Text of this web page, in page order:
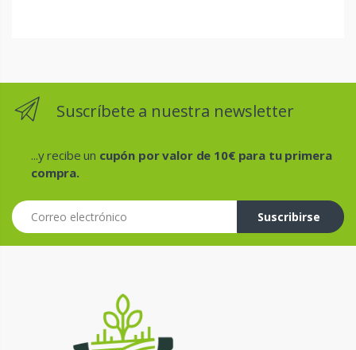
Suscríbete a nuestra newsletter
...y recibe un cupón por valor de 10€ para tu primera
compra.
Correo electrónico
Suscribirse